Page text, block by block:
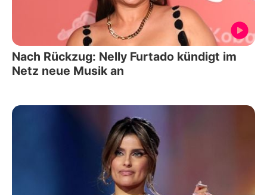
Nach Rückzug: Nelly Furtado kündigt im
Netz neue Musik an